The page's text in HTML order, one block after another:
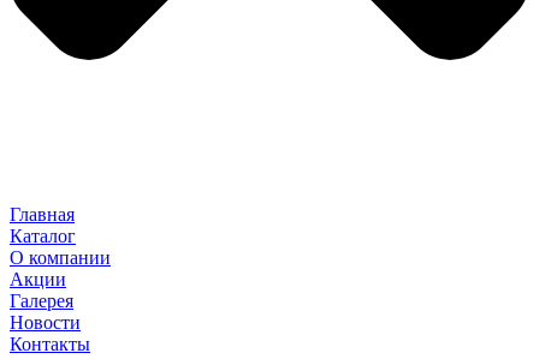
Главная
Каталог
О компании
Акции
Галерея
Новости
Контакты